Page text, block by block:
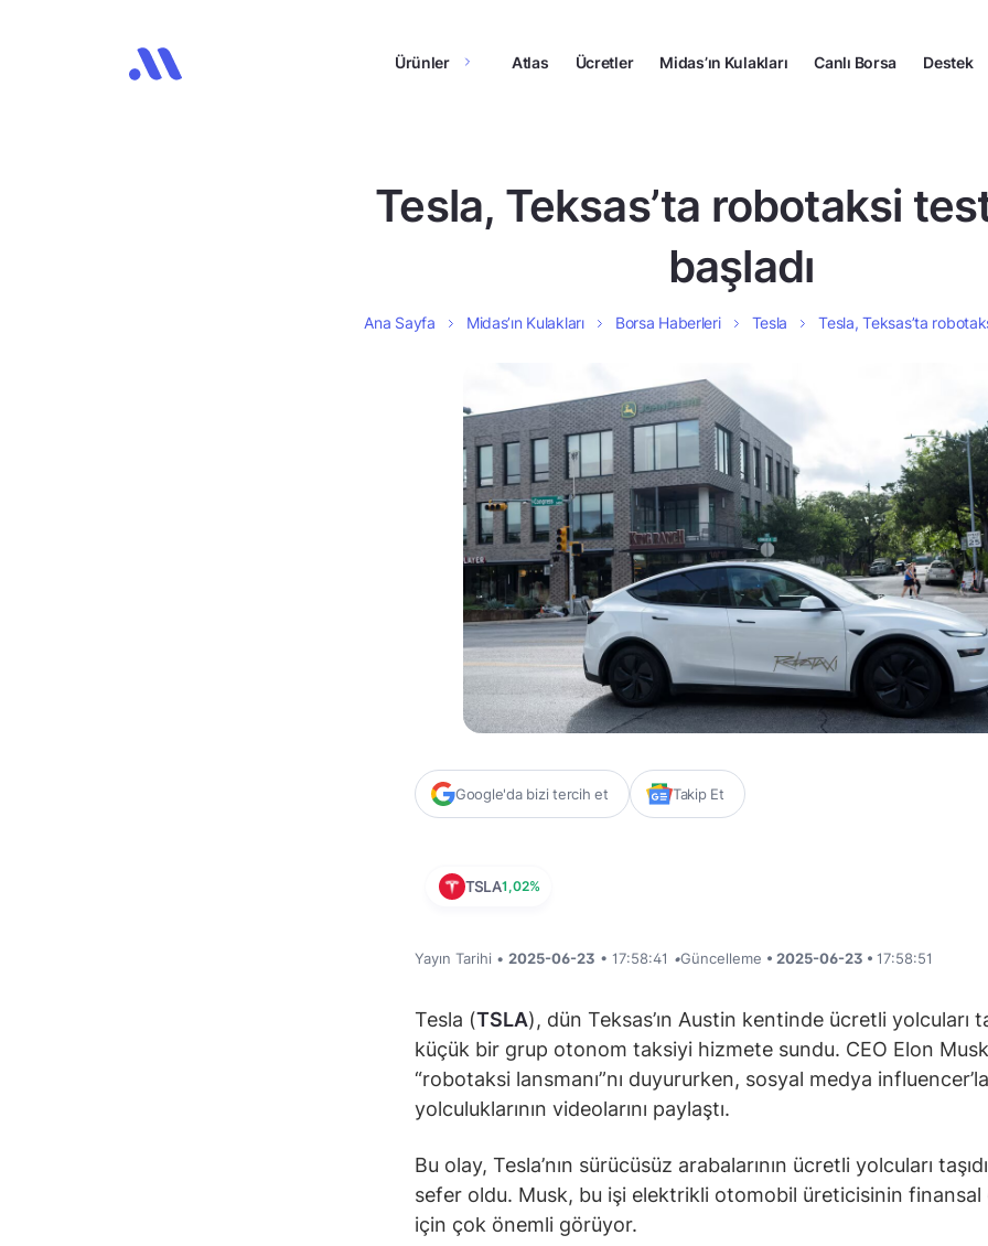
Ürünler Atlas Ücretler Midas’ın Kulakları Canlı Borsa Destek
Tesla, Teksas’ta robotaksi
başladı
Ana Sayfa Midas’ın Kulakları Borsa Haberleri Tesla Tesla, Teksas’ta
Google'da bizi tercih et Takip Et
TSLA1,02%
Yayın Tarihi • 2025-06-23 • 17:58:41 •Güncelleme • 2025-06-23 • 17:58:51
Tesla (TSLA), dün Teksas’ın Austin kentinde ücretli yolcuları
küçük bir grup otonom taksiyi hizmete sundu. CEO Elon
“robotaksi lansmanı”nı duyururken, sosyal medya
yolculuklarının videolarını paylaştı.
Bu olay, Tesla’nın sürücüsüz arabalarının ücretli yolcuları
sefer oldu. Musk, bu işi elektrikli otomobil üreticisinin finansal
için çok önemli görüyor.